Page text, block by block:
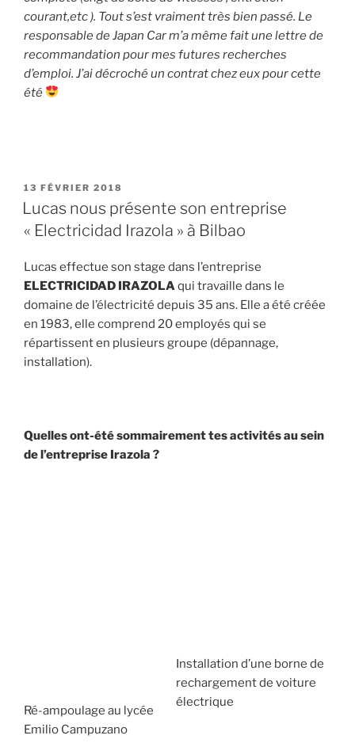
courant,etc ). Tout s’est vraiment très bien passé. Le
responsable de Japan Car m’a même fait une lettre de
recommandation pour mes futures recherches
d’emploi. J’ai décroché un contrat chez eux pour cette
été
PUBLIÉ
LE
13 FÉVRIER 2018
Lucas nous présente son entreprise
« Electricidad Irazola » à Bilbao
Lucas effectue son stage dans l’entreprise
ELECTRICIDAD IRAZOLA qui travaille dans le
domaine de l’électricité depuis 35 ans. Elle a été créée
en 1983, elle comprend 20 employés qui se
répartissent en plusieurs groupe (dépannage,
installation).
Quelles ont-été sommairement tes activités au sein
de l’entreprise Irazola ?
Ré-ampoulage au lycée
Emilio Campuzano
Installation d’une borne de
rechargement de voiture
électrique